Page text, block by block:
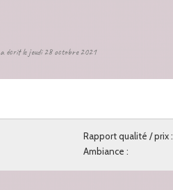
a écrit le jeudi 28 octobre 2021
Rapport qualité / prix :
Ambiance :